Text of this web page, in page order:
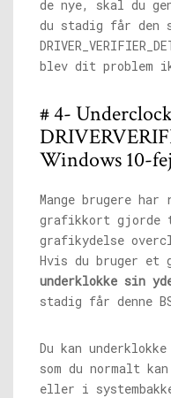
de nye, skal du
du stadig får den
blev dit problem
# 4-
Windows 10-
Mange brugere
grafikkort gjorde
grafikydelse
Hvis du bruger
underklokke sin
stadig får denne
Du kan
som du normalt
eller i